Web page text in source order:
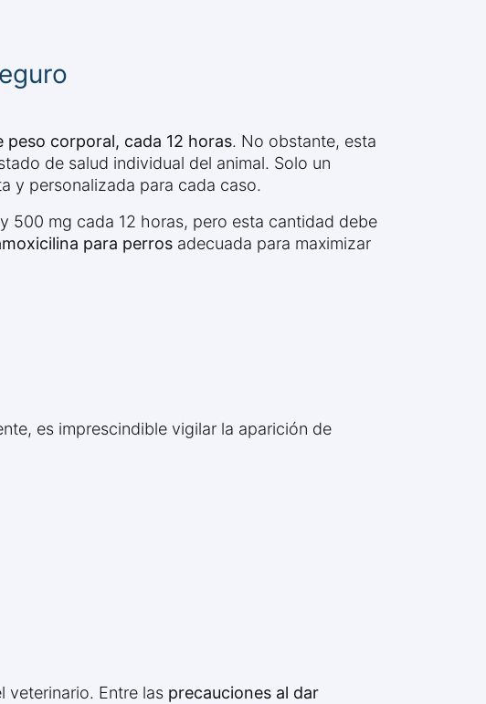
peso corporal, cada 12 horas. No obstante, esta
de salud individual del animal. Solo un
y personalizada para cada caso.
500 mg cada 12 horas, pero esta cantidad debe
para perros adecuada para maximizar
es imprescindible vigilar la aparición de
veterinario. Entre las precauciones al dar